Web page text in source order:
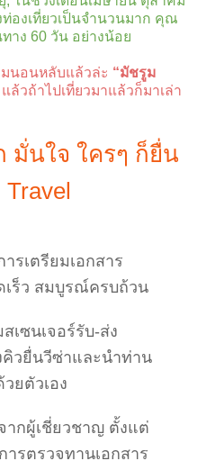
องเที่ยวเป็นจำนวนมาก คุณ
าง 60 วัน อย่างน้อย
นอนหลับแล้วล่ะ “มัชรูม
วถ้าไปเที่ยวมาแล้วก็มาเล่า
มั่นใจ ใครๆ ก็ยื่น
รเตรียมเอกสาร
ร็ว สมบูรณ์ครบถ้วน
เซนเจอร์รับ-ส่ง
คิวยื่นวีซ่าและนำท่าน
ยตัวเอง
ากผู้เชี่ยวชาญ ตั้งแต่
ารตรวจทานเอกสาร